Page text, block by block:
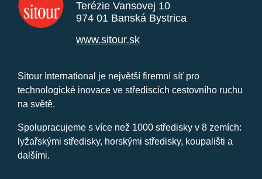
Terézie Vansovej 10
974 01 Banská Bystrica
www.sitour.sk
Sitour International je největší firemní síť pro
technologické inovace ve střediscích cestovního ruchu
na světě.
Spolupracujeme s více než 1000 středisky v 8 zemích:
lyžařskými středisky, horskými středisky, koupališti a
dalšími.